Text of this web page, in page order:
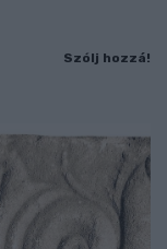
Szólj hozzá!